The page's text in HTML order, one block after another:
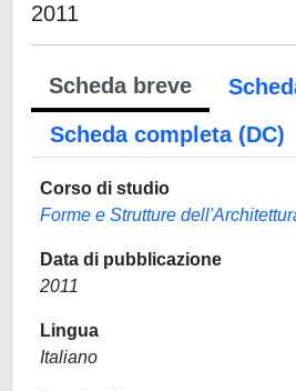
2011
Scheda breve
Scheda completa (DC)
Corso di studio
Forme e Strutture
Data di pubblicazione
2011
Lingua
Italiano